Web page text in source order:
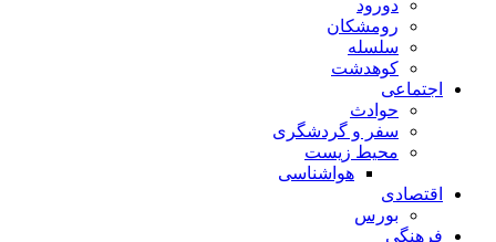
دورود
رومشکان
سلسله
کوهدشت
اجتماعی
حوادث
سفر و گردشگری
محیط زیست
هواشناسی
اقتصادی
بورس
فرهنگی